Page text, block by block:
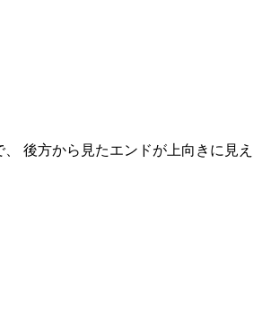
後方から見たエンドが上向きに見え